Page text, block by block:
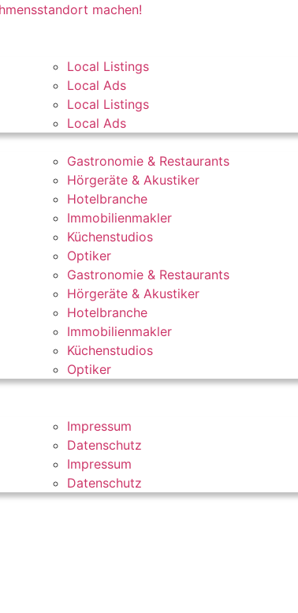
machen!
Local Listings
Local Ads
Local Listings
Local Ads
Gastronomie & Restaurants
Hörgeräte & Akustiker
Hotelbranche
Immobilienmakler
Küchenstudios
Optiker
Gastronomie & Restaurants
Hörgeräte & Akustiker
Hotelbranche
Immobilienmakler
Küchenstudios
Optiker
Impressum
Datenschutz
Impressum
Datenschutz